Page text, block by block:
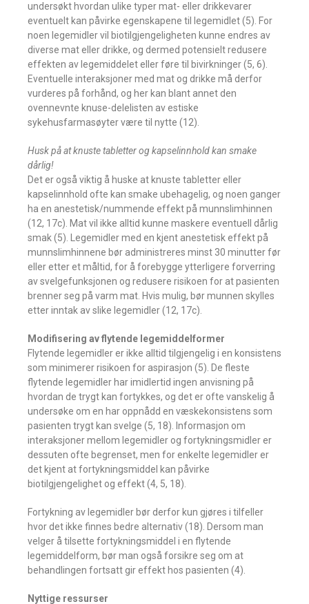
undersøkt hvordan ulike typer mat- eller drikkevarer
eventuelt kan påvirke egenskapene til legemidlet (5). For
noen legemidler vil biotilgjengeligheten kunne endres av
diverse mat eller drikke, og dermed potensielt redusere
effekten av legemiddelet eller føre til bivirkninger (5, 6).
Eventuelle interaksjoner med mat og drikke må derfor
vurderes på forhånd, og her kan blant annet den
ovennevnte knuse-delelisten av estiske
sykehusfarmasøyter være til nytte (12).
Husk på at knuste tabletter og kapselinnhold kan smake
dårlig!
Det er også viktig å huske at knuste tabletter eller
kapselinnhold ofte kan smake ubehagelig, og noen ganger
ha en anestetisk/nummende effekt på munnslimhinnen
(12, 17c). Mat vil ikke alltid kunne maskere eventuell dårlig
smak (5). Legemidler med en kjent anestetisk effekt på
munnslimhinnene bør administreres minst 30 minutter før
eller etter et måltid, for å forebygge ytterligere forverring
av svelgefunksjonen og redusere risikoen for at pasienten
brenner seg på varm mat. Hvis mulig, bør munnen skylles
etter inntak av slike legemidler (12, 17c).
Modifisering av flytende legemiddelformer
Flytende legemidler er ikke alltid tilgjengelig i en konsistens
som minimerer risikoen for aspirasjon (5). De fleste
flytende legemidler har imidlertid ingen anvisning på
hvordan de trygt kan fortykkes, og det er ofte vanskelig å
undersøke om en har oppnådd en væskekonsistens som
pasienten trygt kan svelge (5, 18). Informasjon om
interaksjoner mellom legemidler og fortykningsmidler er
dessuten ofte begrenset, men for enkelte legemidler er
det kjent at fortykningsmiddel kan påvirke
biotilgjengelighet og effekt (4, 5, 18).
Fortykning av legemidler bør derfor kun gjøres i tilfeller
hvor det ikke finnes bedre alternativ (18). Dersom man
velger å tilsette fortykningsmiddel i en flytende
legemiddelform, bør man også forsikre seg om at
behandlingen fortsatt gir effekt hos pasienten (4).
Nyttige ressurser